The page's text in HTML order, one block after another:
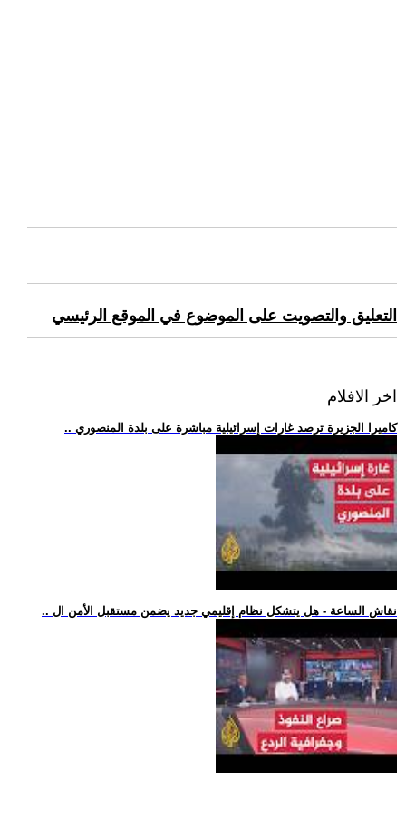
التعليق والتصويت على الموضوع في الموقع الرئيسي
اخر الافلام
.. كاميرا الجزيرة ترصد غارات إسرائيلية مباشرة على بلدة المنصوري
.. نقاش الساعة - هل يتشكل نظام إقليمي جديد يضمن مستقبل الأمن ال